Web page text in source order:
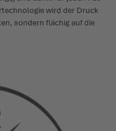
wird der Druck
sondern flächig auf die